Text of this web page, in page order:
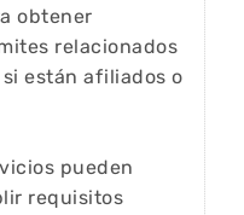
obtener
relacionados
están afiliados o
pueden
requisitos